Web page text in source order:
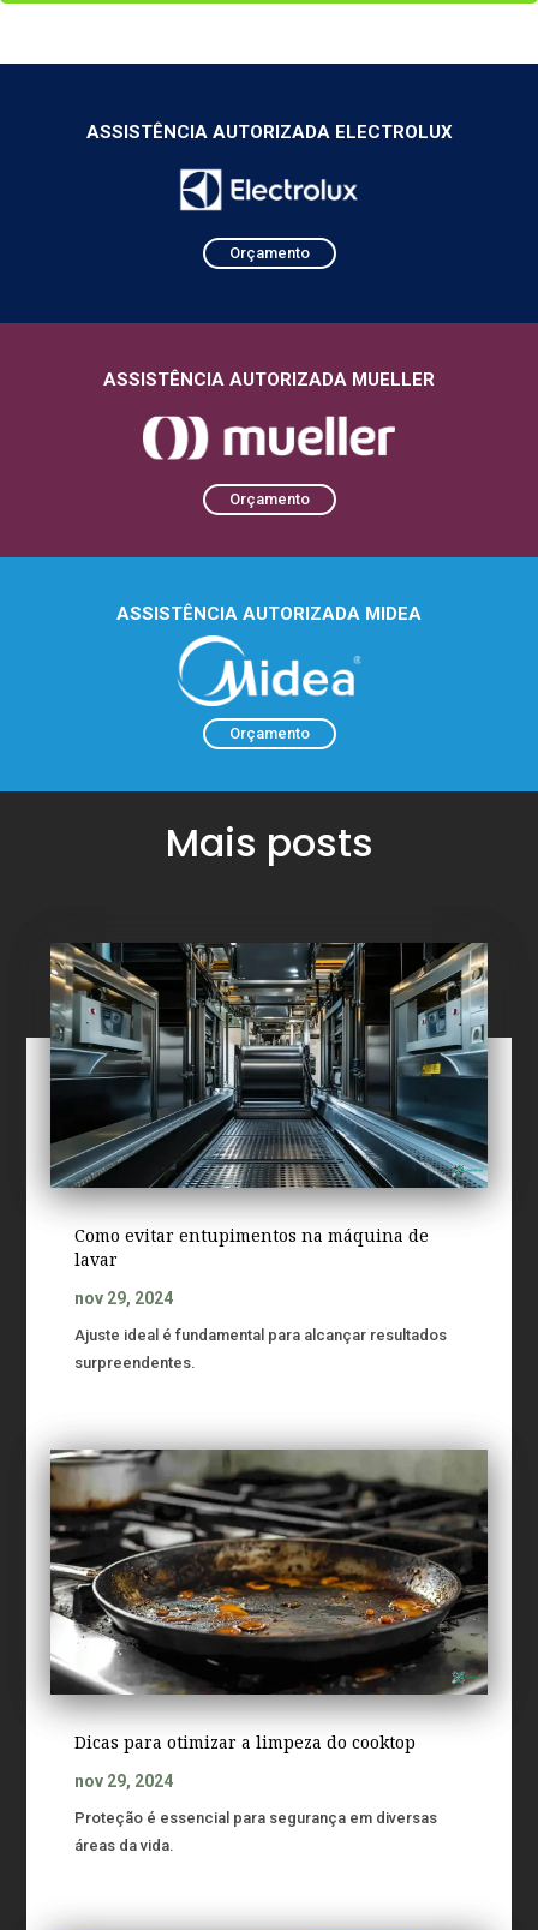
ASSISTÊNCIA AUTORIZADA ELECTROLUX
Orçamento
ASSISTÊNCIA AUTORIZADA MUELLER
Orçamento
ASSISTÊNCIA AUTORIZADA MIDEA
Orçamento
Mais posts
Como evitar entupimentos na máquina de
lavar
nov 29, 2024
Ajuste ideal é fundamental para alcançar resultados
surpreendentes.
Dicas para otimizar a limpeza do cooktop
nov 29, 2024
Proteção é essencial para segurança em diversas
áreas da vida.